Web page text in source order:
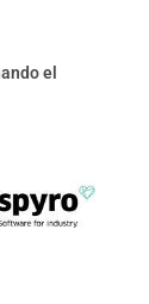
el